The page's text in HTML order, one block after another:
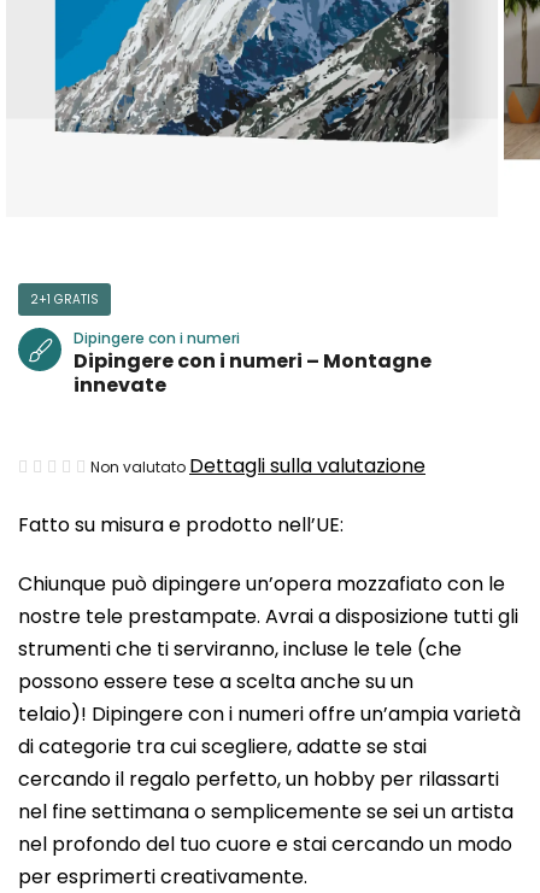
Fatto su misura e prodotto nell’UE:
Chiunque può dipingere un’opera mozzafiato con le
nostre tele prestampate. Avrai a disposizione tutti gli
strumenti che ti serviranno, incluse le tele (che
possono essere tese a scelta anche su un
telaio)! Dipingere con i numeri offre un’ampia varietà
di categorie tra cui scegliere, adatte se stai
cercando il regalo perfetto, un hobby per rilassarti
nel fine settimana o semplicemente se sei un artista
nel profondo del tuo cuore e stai cercando un modo
per esprimerti creativamente.
2+1 GRATIS
Dipingere con i numeri
Dipingere con i numeri – Montagne
innevate
La
media
prodotto
è
0,0
su
5
stelle.
Non valutato Dettagli sulla valutazione